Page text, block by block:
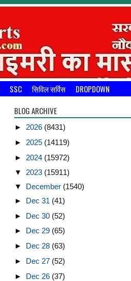
SSC सिविल सर्विस DROPDOWN
BLOG ARCHIVE
► 2026 (8431)
► 2025 (14119)
► 2024 (15972)
▼ 2023 (15911)
▼ December (1540)
► Dec 31 (41)
► Dec 30 (52)
► Dec 29 (65)
► Dec 28 (63)
► Dec 27 (52)
► Dec 26 (37)